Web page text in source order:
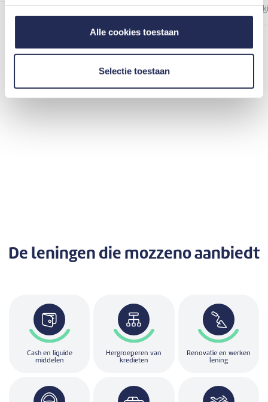
Alle cookies toestaan
Selectie toestaan
Previous
De leningen die mozzeno aanbiedt
Cash en liquide
middelen
Hergroeperen van
kredieten
Renovatie en werken
lening